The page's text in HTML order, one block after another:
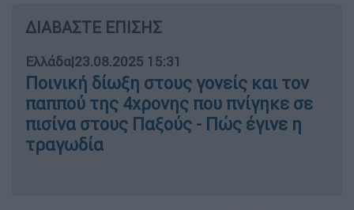
ΔΙΑΒΑΣΤΕ ΕΠΙΣΗΣ
Ελλάδα|23.08.2025 15:31
Ποινική δίωξη στους γονείς και τον
παππού της 4χρονης που πνίγηκε σε
πισίνα στους Παξούς - Πώς έγινε η
τραγωδία